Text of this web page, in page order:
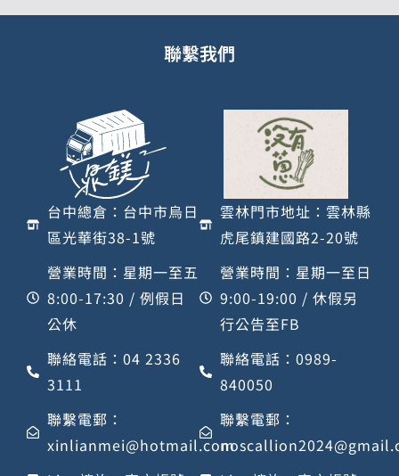
聯繫我們
台中總倉：台中市烏日
區光華街38-1號
營業時間：星期一至五
8:00-17:30 / 例假日
公休
聯絡電話：04 2336
3111
聯繫電郵：
xinlianmei@hotmail.com
雲林門市地址：雲林縣
虎尾鎮建國路2-20號
營業時間：星期一至日
9:00-19:00 / 休假另
行公告至FB
聯絡電話：0989-
840050
聯繫電郵：